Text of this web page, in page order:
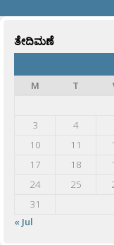
ತೇದಿಮಣೆ
M
T
3
4
10
11
17
18
24
25
31
« Jul